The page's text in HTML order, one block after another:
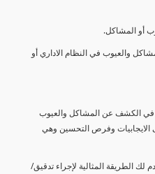
أو المشاكل.
والعيوب في النظام الاداري أو
في الكشف عن المشاكل والعيوب
الايجابيات وفرص التحسين وهي
الطريقة المثالية لإجراء تدقيق/